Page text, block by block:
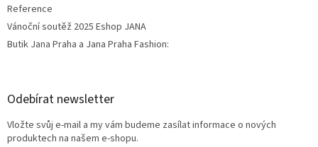
Reference
Vánoční soutěž 2025 Eshop JANA
Butik Jana Praha a Jana Praha Fashion:
Odebírat newsletter
Vložte svůj e-mail a my vám budeme zasílat informace o nových
produktech na našem e-shopu.